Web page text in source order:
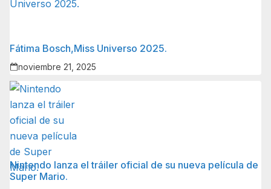
Fátima Bosch,Miss Universo 2025.
noviembre 21, 2025
Nintendo lanza el tráiler oficial de su nueva película de
Super Mario.